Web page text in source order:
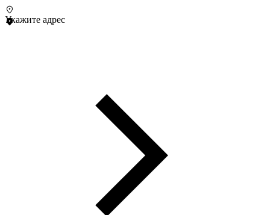
Укажите адрес